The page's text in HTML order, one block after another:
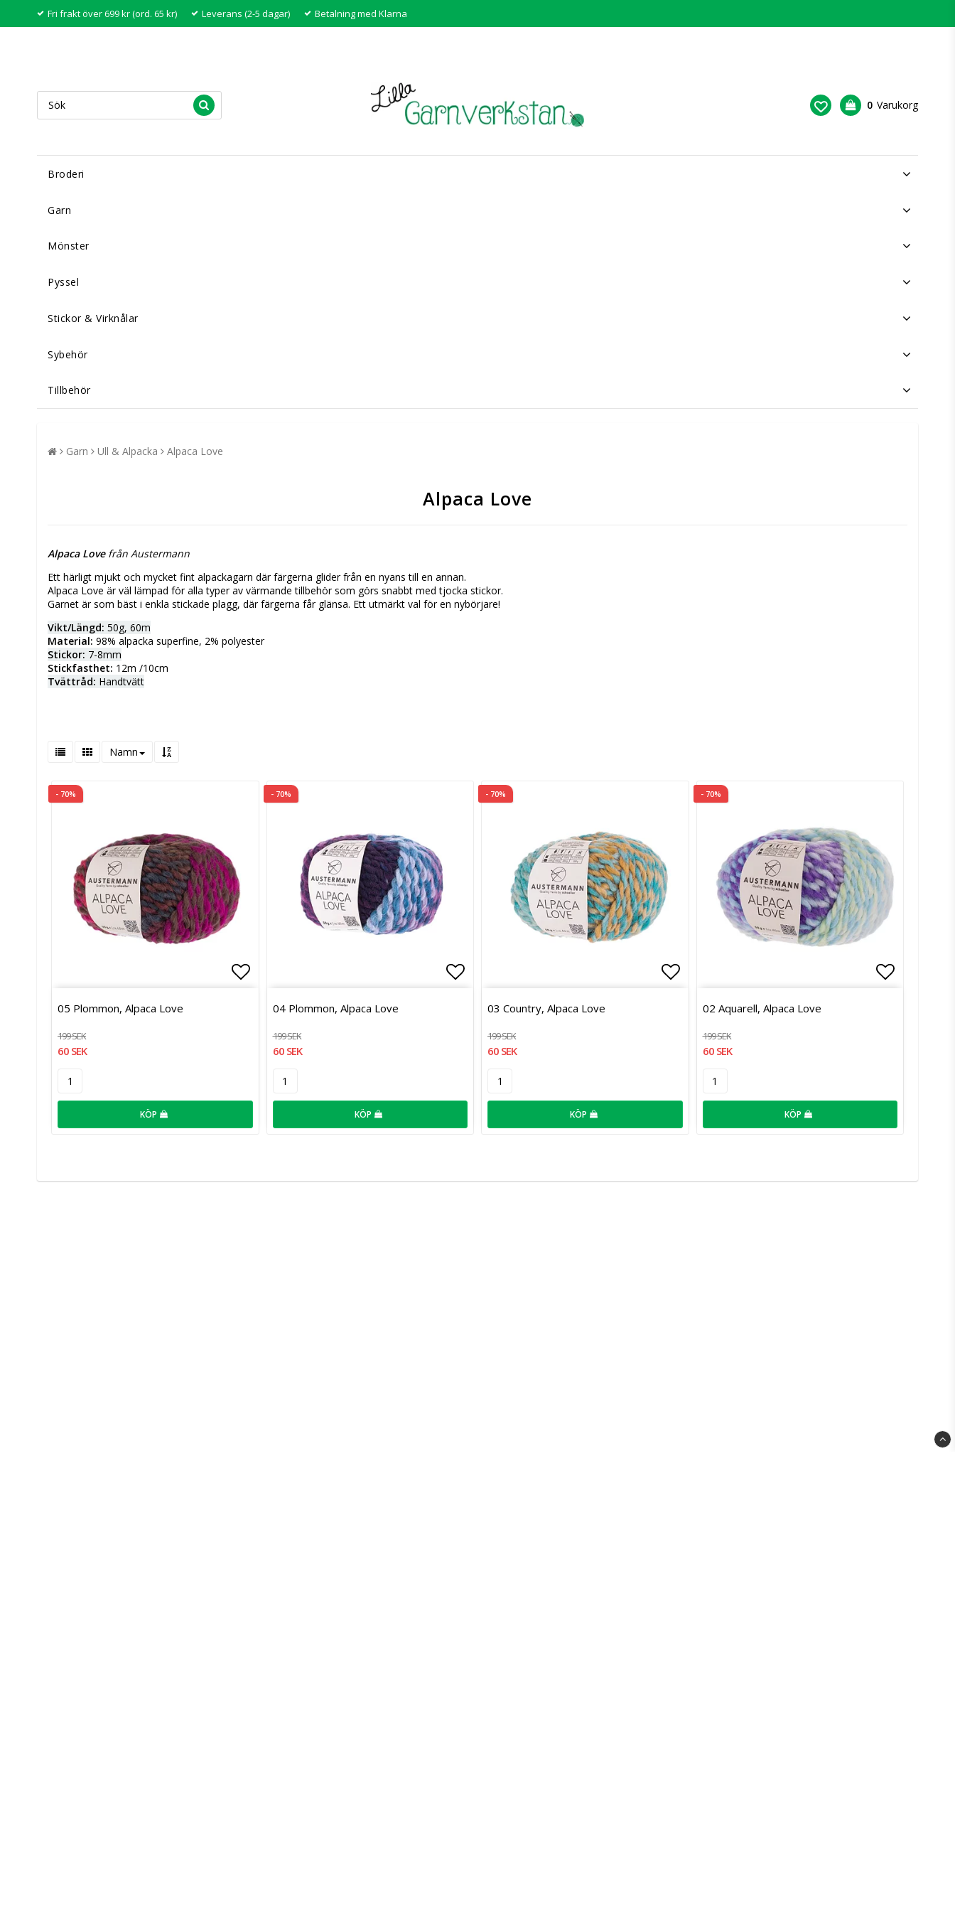
Fri frakt över 699 kr (ord. 65 kr) Leverans (2-5 dagar) Betalning med Klarna
0 Varukorg
Broderi
Garn
Mönster
Pyssel
Stickor & Virknålar
Sybehör
Tillbehör
Garn Ull & Alpacka Alpaca Love
Alpaca Love
Alpaca Love från Austermann
Ett härligt mjukt och mycket fint alpackagarn där färgerna glider från en nyans till en annan.
Alpaca Love är väl lämpad för alla typer av värmande tillbehör som görs snabbt med tjocka stickor.
Garnet är som bäst i enkla stickade plagg, där färgerna får glänsa. Ett utmärkt val för en nybörjare!
Vikt/Längd: 50g, 60m
Material: 98% alpacka superfine, 2% polyester
Stickor: 7-8mm
Stickfasthet: 12m /10cm
Tvättråd: Handtvätt
Namn
- 70%
Lägg till i favoritlistan
05 Plommon, Alpaca Love
199 SEK
60 SEK
KÖP
- 70%
Lägg till i favoritlistan
04 Plommon, Alpaca Love
199 SEK
60 SEK
KÖP
- 70%
Lägg till i favoritlistan
03 Country, Alpaca Love
199 SEK
60 SEK
KÖP
- 70%
02 Aquarell, Alpaca Love
199 SEK
60 SEK
KÖP